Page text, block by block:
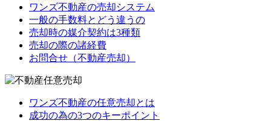
ワンズ不動産の売却システム
一般の手数料とどう違うの
売却時の媒介契約は3種類
売却の際の諸経費
お問合せ（不動産売却）
ワンズ不動産の任意売却とは
成功の為の3つのキーポイント